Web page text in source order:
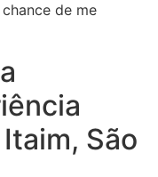
de me
São